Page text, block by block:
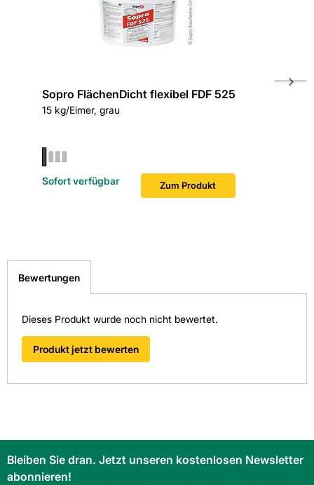
Fliesenausstellung.
> Zu unseren Niederlassungen
Sopro FlächenDicht flexibel FDF 525
15 kg/Eimer, grau
Zum Produkt
Sofort verfügbar
Bewertungen
Dieses Produkt wurde noch nicht bewertet.
Produkt jetzt bewerten
Bleiben Sie dran. Jetzt unseren kostenlosen Newsletter
abonnieren!